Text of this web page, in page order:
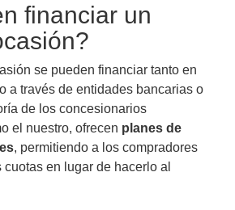
financiar un
se pueden financiar tanto en
a través de entidades bancarias o
de los concesionarios
el nuestro, ofrecen planes de
, permitiendo a los compradores
en lugar de hacerlo al